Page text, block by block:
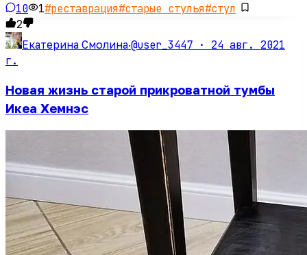
10 1#реставрация#старые стулья#стул
2
Екатерина Смолина·@user_3447 · 24 авг. 2021
г.
Новая жизнь старой прикроватной тумбы
Икеа Хемнэс